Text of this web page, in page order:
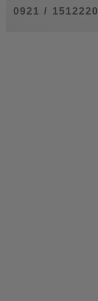
0921 / 1512220